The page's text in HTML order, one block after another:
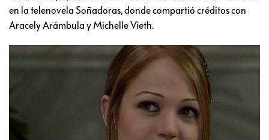
en la telenovela Soñadoras, donde compartió créditos con
Aracely Arámbula y Michelle Vieth.